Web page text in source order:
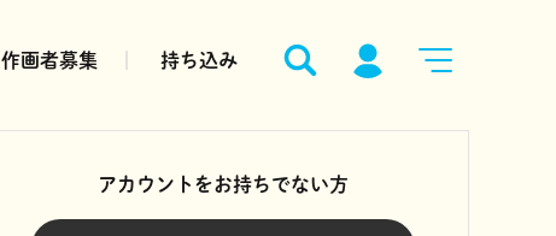
作画者募集 持ち込み
アカウントをお持ちでない方